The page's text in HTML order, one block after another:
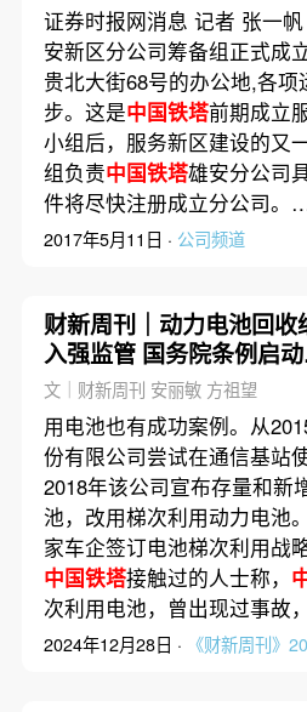
证券时报网消息 记者 张一帆
安新区分公司筹备组正式成
贵北大街68号的办公地,各
步。这是中国铁塔前期成立
小组后，服务新区建设的又
组负责中国铁塔雄安分公司
件将尽快注册成立分公司
2017年5月11日 · 公司频道
财新周刊｜动力电池回收
入强监管 国务院条例启
定
文｜财新周刊 安丽敏 方祖望
用电池也有成功案例。从
份有限公司尝试在通信基站
2018年该公司宣布存量和新
池，改用梯次利用动力电池
家车企签订电池梯次利用战
中国铁塔接触过的人士称，
次利用电池，曾出现过事
2024年12月28日 · 《财新周刊》